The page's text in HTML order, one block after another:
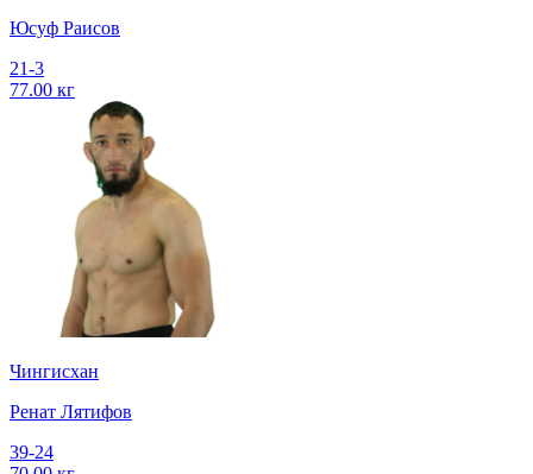
Юсуф Раисов
21-3
77.00 кг
Чингисхан
Ренат Лятифов
39-24